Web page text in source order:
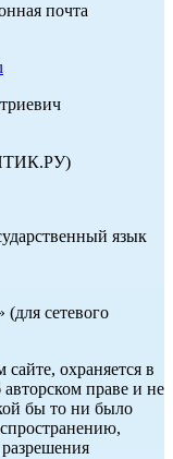
почта
язык
сетевого
охраняется в
праве и не
бы то ни было